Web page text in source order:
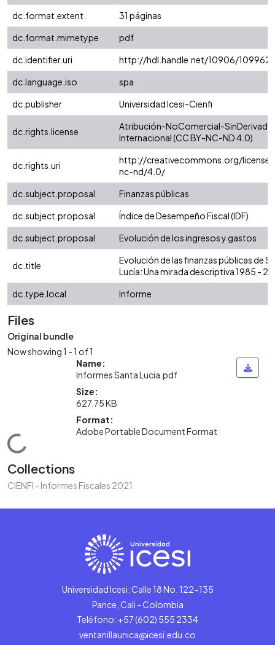
dc.format.extent
31 páginas
dc.format.mimetype
pdf
dc.identifier.uri
http://hdl.handle.net/10906/109962
dc.language.iso
spa
dc.publisher
Universidad Icesi-Cienfi
dc.rights.license
Atribución-NoComercial-
Internacional (CC BY-NC-ND 4.0)
dc.rights.uri
http://creativecommons.org/
nc-nd/4.0/
dc.subject.proposal
Finanzas públicas
dc.subject.proposal
Índice de Desempeño Fiscal (IDF)
dc.subject.proposal
Evolución de los ingresos y gastos
dc.title
Evolución de las finanzas públicas de
Lucía: Una mirada descriptiva 1985 -
dc.type.local
Informe
Files
Original bundle
Now showing1 - 1 of 1
Loading...
Name:
Informes Santa Lucia.pdf
Size:
627.75 KB
Format:
Adobe Portable Document Format
Collections
CIENFI - Informes Fiscales 2021
Universidad Icesi: Calle 18 No. 122-135
Pance, Cali - Colombia
Teléfono: +57 (602) 555 2334
ventanillaunica@icesi.edu.co